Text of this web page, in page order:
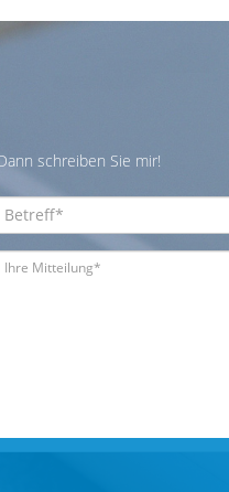
schreiben Sie mir!